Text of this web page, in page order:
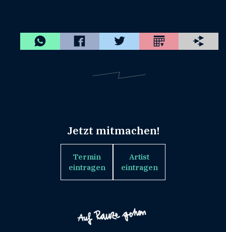
Jetzt mitmachen!
Termin
eintragen
Artist
eintragen